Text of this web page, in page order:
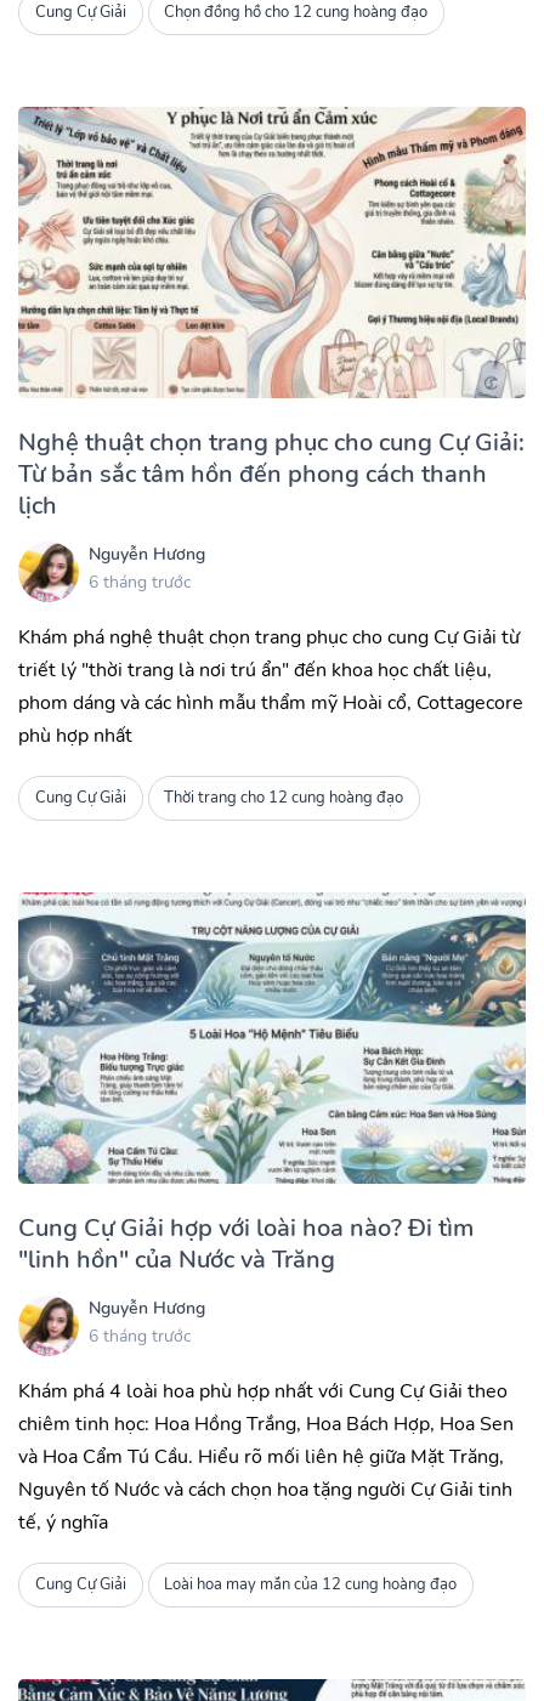
Cung Cự Giải Chọn đồng hồ cho 12 cung hoàng đạo
Nghệ thuật chọn trang phục cho cung Cự Giải:
Từ bản sắc tâm hồn đến phong cách thanh
lịch
Nguyễn Hương
6 tháng trước
Khám phá nghệ thuật chọn trang phục cho cung Cự Giải từ
triết lý "thời trang là nơi trú ẩn" đến khoa học chất liệu,
phom dáng và các hình mẫu thẩm mỹ Hoài cổ, Cottagecore
phù hợp nhất
Cung Cự Giải Thời trang cho 12 cung hoàng đạo
Cung Cự Giải hợp với loài hoa nào? Đi tìm
"linh hồn" của Nước và Trăng
Nguyễn Hương
6 tháng trước
Khám phá 4 loài hoa phù hợp nhất với Cung Cự Giải theo
chiêm tinh học: Hoa Hồng Trắng, Hoa Bách Hợp, Hoa Sen
và Hoa Cẩm Tú Cầu. Hiểu rõ mối liên hệ giữa Mặt Trăng,
Nguyên tố Nước và cách chọn hoa tặng người Cự Giải tinh
tế, ý nghĩa
Cung Cự Giải Loài hoa may mắn của 12 cung hoàng đạo